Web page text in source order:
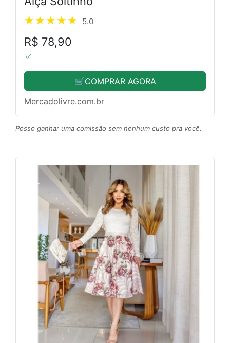
5.0
R$ 78,90
🛒COMPRAR AGORA
Mercadolivre.com.br
Posso ganhar uma comissão sem nenhum custo pra você.